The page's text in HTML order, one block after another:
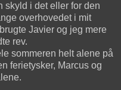
skyld i det eller for den
overhovedet i mit
Javier og jeg mere
rev.
sommeren helt alene på
ferietysker, Marcus og